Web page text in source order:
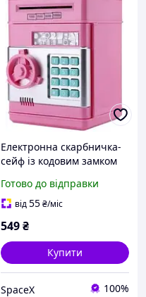
Електронна скарбничка-
сейф із кодовим замком
Готово до відправки
від55₴/міс
549₴
Купити
SpaceX 100%